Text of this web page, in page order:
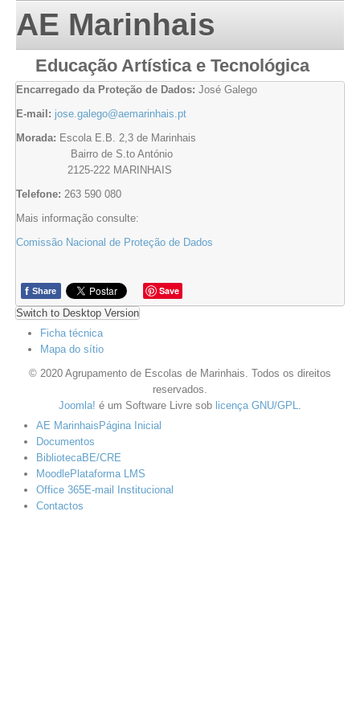
AE Marinhais
Educação Artística e Tecnológica
Encarregado da Proteção de Dados: José Galego
E-mail: jose.galego@aemarinhais.pt
Morada: Escola E.B. 2,3 de Marinhais
Bairro de S.to António
2125-222 MARINHAIS
Telefone: 263 590 080
Mais informação consulte:
Comissão Nacional de Proteção de Dados
f Share
Save
Switch to Desktop Version
Ficha técnica
Mapa do sítio
© 2020 Agrupamento de Escolas de Marinhais. Todos os direitos
reservados.
Joomla! é um Software Livre sob licença GNU/GPL.
AE Marinhais Página Inicial
Documentos
BibliotecaBE/CRE
MoodlePlataforma LMS
Office 365E-mail Institucional
Contactos